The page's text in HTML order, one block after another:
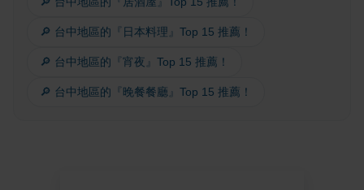
🔎 台中地區的『日本料理』Top 15 推薦！
🔎 台中地區的『宵夜』Top 15 推薦！
🔎 台中地區的『晚餐餐廳』Top 15 推薦！